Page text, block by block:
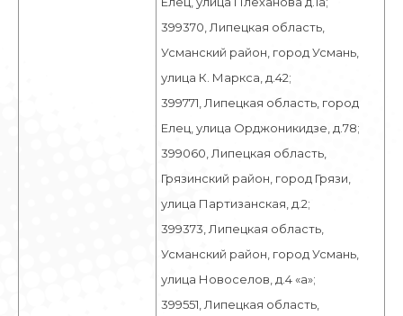
399370, Липецкая область,
Усманский район, город Усмань,
улица К. Маркса, д.42;
399771, Липецкая область, город
Елец, улица Орджоникидзе, д.78;
399060, Липецкая область,
Грязинский район, город Грязи,
улица Партизанская, д.2;
399373, Липецкая область,
Усманский район, город Усмань,
улица Новоселов, д.4 «а»;
399551, Липецкая область,